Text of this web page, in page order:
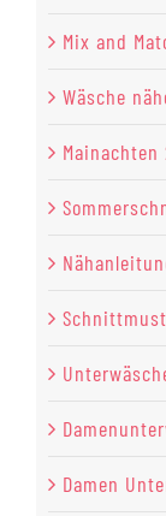
Mix and
Wäsche
Mainachten
Damen